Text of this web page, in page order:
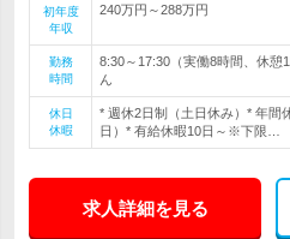
初年度
年収
240万円～288万円
勤務
時間
8:30～17:30（実働8時間、休
ん
休日
休暇
* 週休2日制（土日休み）* 年間
日）* 有給休暇10日～※下限…
求人詳細を見る